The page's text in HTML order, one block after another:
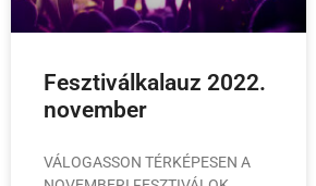
Fesztiválkalauz 2022.
november
VÁLOGASSON TÉRKÉPESEN A